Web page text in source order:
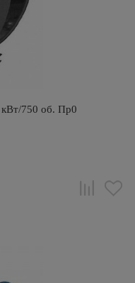
750 об. Пр0